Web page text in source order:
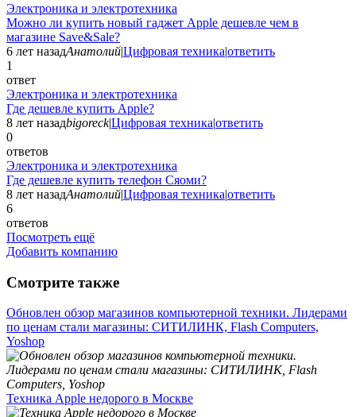
Электроника и электротехника
Можно ли купить новый гаджет Apple дешевле чем в
магазине Save&Sale?
6 лет назадАнатолий|Цифровая техника|ответить
1
ответ
Электроника и электротехника
Где дешевле купить Apple?
8 лет назадbigoreck|Цифровая техника|ответить
0
ответов
Электроника и электротехника
Где дешевле купить телефон Сяоми?
8 лет назадАнатолий|Цифровая техника|ответить
6
ответов
Посмотреть ещё
Добавить компанию
Смотрите также
Обновлен обзор магазинов компьютерной техники. Лидерами
по ценам стали магазины: СИТИЛИНК, Flash Computers,
Yoshop
Техника Apple недорого в Москве